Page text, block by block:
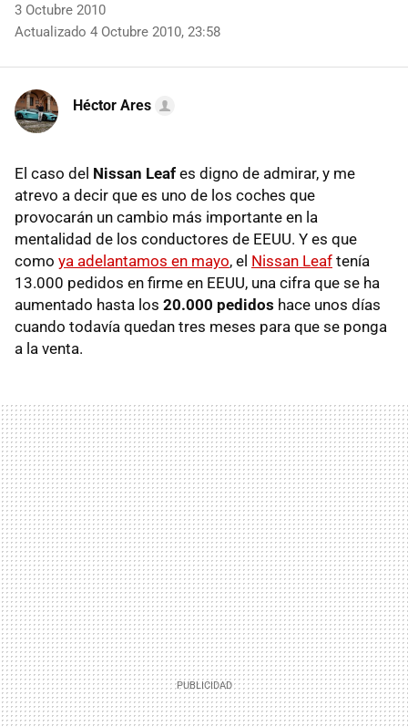
3 Octubre 2010
Actualizado 4 Octubre 2010, 23:58
Héctor Ares
El caso del Nissan Leaf es digno de admirar, y me
atrevo a decir que es uno de los coches que
provocarán un cambio más importante en la
mentalidad de los conductores de EEUU. Y es que
como ya adelantamos en mayo, el Nissan Leaf tenía
13.000 pedidos en firme en EEUU, una cifra que se ha
aumentado hasta los 20.000 pedidos hace unos días
cuando todavía quedan tres meses para que se ponga
a la venta.